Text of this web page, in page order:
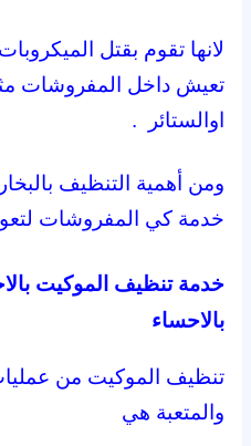
لانها تقوم بقتل
تعيش داخل المفروشات
اوالستائر .
ومن أهمية التنظيف
خدمة كي المفروشات لتعود
خدمة تنظيف الموكيت
بالاحساء
تنظيف الموكيت من
والمتعبة هي